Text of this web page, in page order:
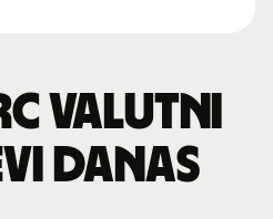
valutni
danas